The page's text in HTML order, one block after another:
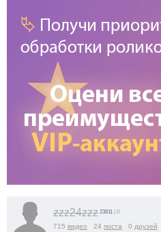
zzz24zzz 23811 | 0
715 видео 24 поста 0 друзей